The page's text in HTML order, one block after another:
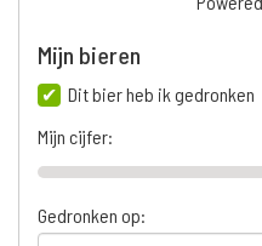
Mijn bieren
Dit bier heb ik gedronken
Mijn cijfer:
Gedronken op: